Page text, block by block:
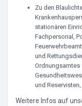
Zu den
stationären
Fachpersonal,
und
und
Weitere Infos auf